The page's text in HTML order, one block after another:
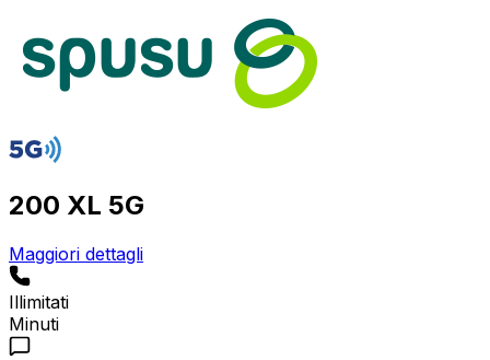
200 XL 5G
Maggiori dettagli
Illimitati
Minuti